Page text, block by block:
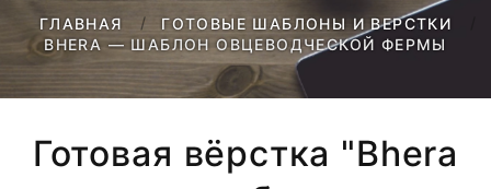
ГЛАВНАЯ
ГОТОВЫЕ ШАБЛОНЫ И ВЕРСТКИ
BHERA — ШАБЛОН ОВЦЕВОДЧЕСКОЙ ФЕРМЫ
Готовая вёрстка "Bhera